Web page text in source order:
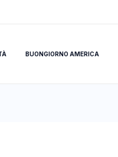
BUONGIORNO AMERICA